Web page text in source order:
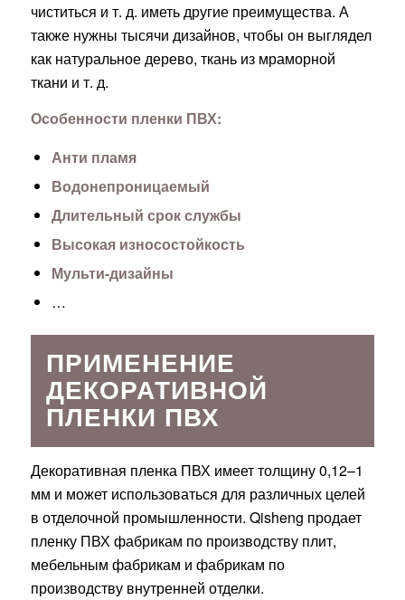
чиститься и т. д. иметь другие преимущества. А
также нужны тысячи дизайнов, чтобы он выглядел
как натуральное дерево, ткань из мраморной
ткани и т. д.
Особенности пленки ПВХ:
Анти пламя
Водонепроницаемый
Длительный срок службы
Высокая износостойкость
Мульти-дизайны
…
ПРИМЕНЕНИЕ
ДЕКОРАТИВНОЙ
ПЛЕНКИ ПВХ
Декоративная пленка ПВХ имеет толщину 0,12–1
мм и может использоваться для различных целей
в отделочной промышленности. Qisheng продает
пленку ПВХ фабрикам по производству плит,
мебельным фабрикам и фабрикам по
производству внутренней отделки.